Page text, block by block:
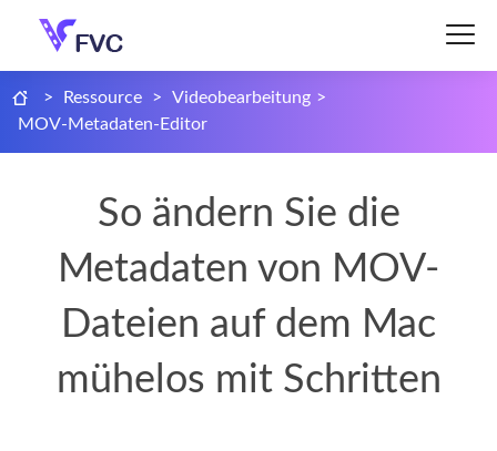
> Ressource > Videobearbeitung >
MOV-Metadaten-Editor
So ändern Sie die
Metadaten von MOV-
Dateien auf dem Mac
mühelos mit Schritten